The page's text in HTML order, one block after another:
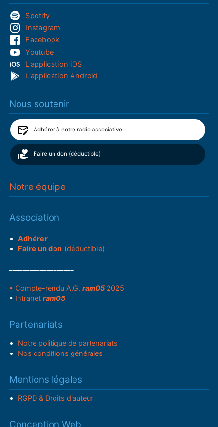
Spotify
Instagram
Facebook
Youtube
L'application iOS
L'application Android
Nous soutenir
Adhérer à notre radio associative
Faire un don (déductible)
Notre équipe
Association
Adhérer
Faire un don (déductible)
• Compte-rendu A.G.ram05 2025
• Intranetram05
Partenariats
Notre politique de partenariats
Nos conditions générales
Mentions légales
RGPD & Droits d'auteur
Conception Web